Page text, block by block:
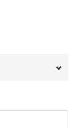
とさまざまな種類
です！